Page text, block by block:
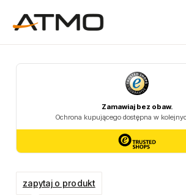
zapytaj o produkt